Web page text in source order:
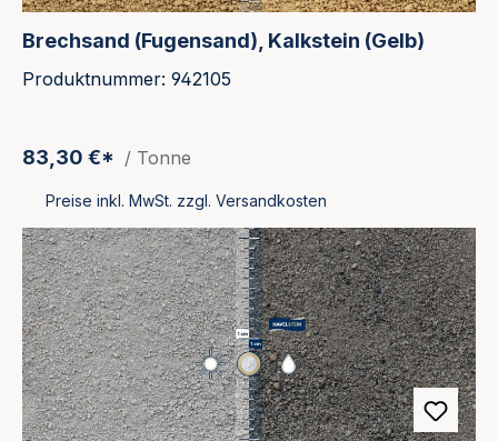
Brechsand (Fugensand), Kalkstein (Gelb)
Produktnummer: 942105
83,30 €* / Tonne
Preise inkl. MwSt. zzgl. Versandkosten